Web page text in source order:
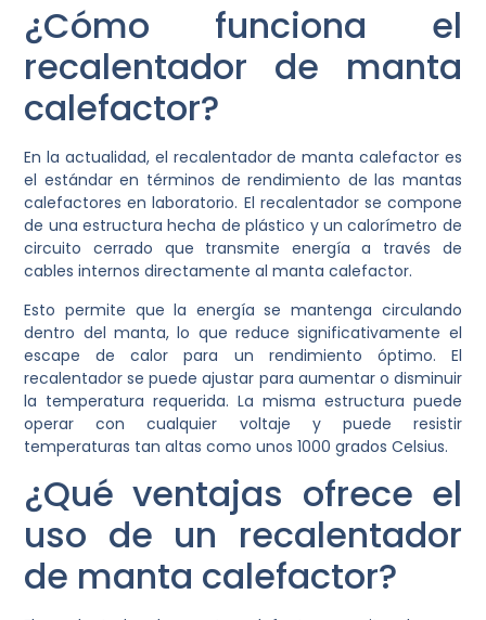
¿Cómo funciona el
recalentador de manta
calefactor?
En la actualidad, el recalentador de manta calefactor es
el estándar en términos de rendimiento de las mantas
calefactores en laboratorio. El recalentador se compone
de una estructura hecha de plástico y un calorímetro de
circuito cerrado que transmite energía a través de
cables internos directamente al manta calefactor.
Esto permite que la energía se mantenga circulando
dentro del manta, lo que reduce significativamente el
escape de calor para un rendimiento óptimo. El
recalentador se puede ajustar para aumentar o disminuir
la temperatura requerida. La misma estructura puede
operar con cualquier voltaje y puede resistir
temperaturas tan altas como unos 1000 grados Celsius.
¿Qué ventajas ofrece el
uso de un recalentador
de manta calefactor?